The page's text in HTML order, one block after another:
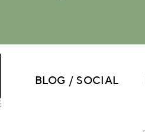
BLOG / SOCIAL